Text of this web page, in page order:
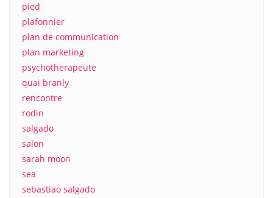
pied
plafonnier
plan de communication
plan marketing
psychotherapeute
quai branly
rencontre
rodin
salgado
salon
sarah moon
sea
sebastiao salgado